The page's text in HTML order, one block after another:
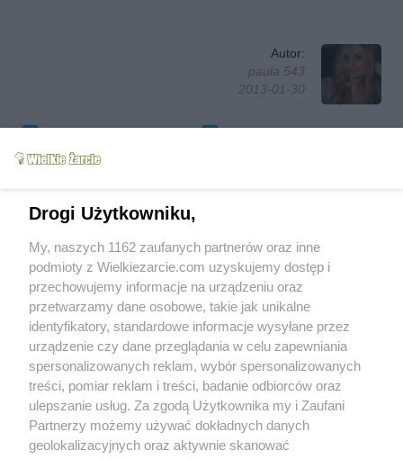
Autor:
paula 543
2013-01-30
Oznacz jako wypróbowany
Grupy: Kuchnie narodów Kuchnia polska
Drób
Drogi Użytkowniku,
My, naszych 1162 zaufanych partnerów oraz inne
podmioty z Wielkiezarcie.com uzyskujemy dostęp i
przechowujemy informacje na urządzeniu oraz
przetwarzamy dane osobowe, takie jak unikalne
identyfikatory, standardowe informacje wysyłane przez
urządzenie czy dane przeglądania w celu zapewniania
spersonalizowanych reklam, wybór spersonalizowanych
treści, pomiar reklam i treści, badanie odbiorców oraz
ulepszanie usług. Za zgodą Użytkownika my i Zaufani
Partnerzy możemy używać dokładnych danych
geolokalizacyjnych oraz aktywnie skanować